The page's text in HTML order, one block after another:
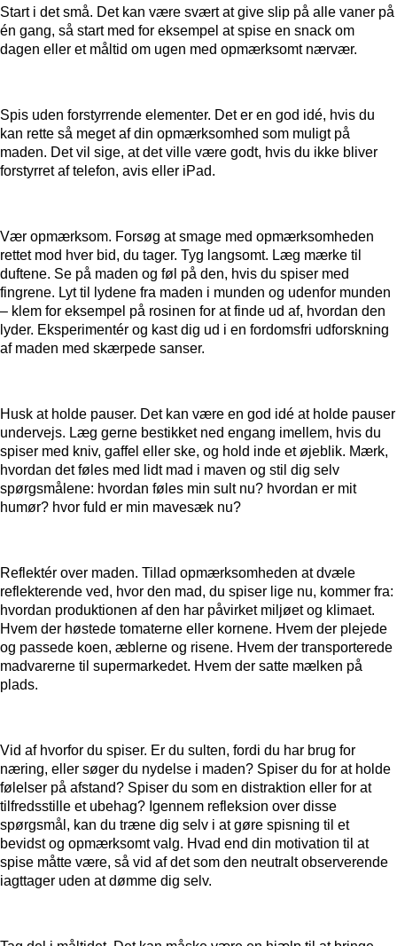
Start i det små. Det kan være svært at give slip på alle vaner på
én gang, så start med for eksempel at spise en snack om
dagen eller et måltid om ugen med opmærksomt nærvær.
Spis uden forstyrrende elementer. Det er en god idé, hvis du
kan rette så meget af din opmærksomhed som muligt på
maden. Det vil sige, at det ville være godt, hvis du ikke bliver
forstyrret af telefon, avis eller iPad.
Vær opmærksom. Forsøg at smage med opmærksomheden
rettet mod hver bid, du tager. Tyg langsomt. Læg mærke til
duftene. Se på maden og føl på den, hvis du spiser med
fingrene. Lyt til lydene fra maden i munden og udenfor munden
– klem for eksempel på rosinen for at finde ud af, hvordan den
lyder. Eksperimentér og kast dig ud i en fordomsfri udforskning
af maden med skærpede sanser.
Husk at holde pauser. Det kan være en god idé at holde pauser
undervejs. Læg gerne bestikket ned engang imellem, hvis du
spiser med kniv, gaffel eller ske, og hold inde et øjeblik. Mærk,
hvordan det føles med lidt mad i maven og stil dig selv
spørgsmålene: hvordan føles min sult nu? hvordan er mit
humør? hvor fuld er min mavesæk nu?
Reflektér over maden. Tillad opmærksomheden at dvæle
reflekterende ved, hvor den mad, du spiser lige nu, kommer fra:
hvordan produktionen af den har påvirket miljøet og klimaet.
Hvem der høstede tomaterne eller kornene. Hvem der plejede
og passede koen, æblerne og risene. Hvem der transporterede
madvarerne til supermarkedet. Hvem der satte mælken på
plads.
Vid af hvorfor du spiser. Er du sulten, fordi du har brug for
næring, eller søger du nydelse i maden? Spiser du for at holde
følelser på afstand? Spiser du som en distraktion eller for at
tilfredsstille et ubehag? Igennem refleksion over disse
spørgsmål, kan du træne dig selv i at gøre spisning til et
bevidst og opmærksomt valg. Hvad end din motivation til at
spise måtte være, så vid af det som den neutralt observerende
iagttager uden at dømme dig selv.